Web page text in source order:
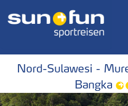
Nord-Sulawesi -
Bangka